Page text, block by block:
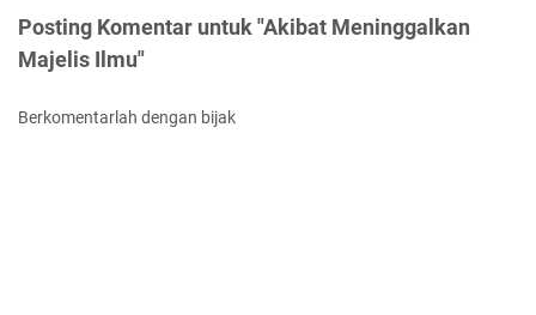
Posting Komentar untuk "Akibat Meninggalkan
Majelis Ilmu"
Berkomentarlah dengan bijak